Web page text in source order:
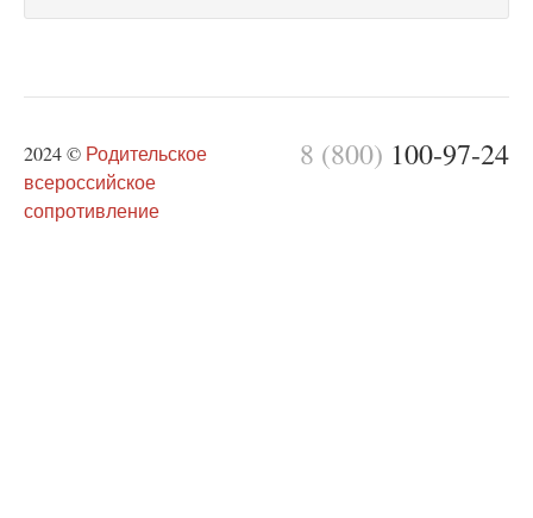
8 (800) 100-97-24
2024 © Родительское
всероссийское
сопротивление